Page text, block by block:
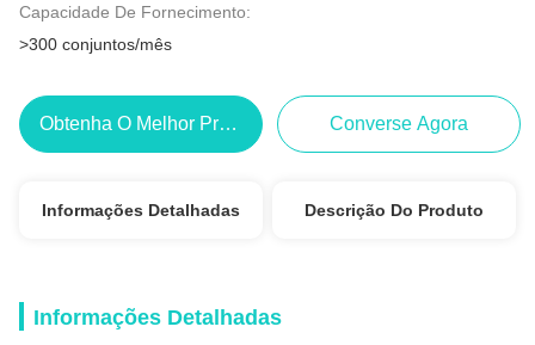
Capacidade De Fornecimento:
>300 conjuntos/mês
Obtenha O Melhor Preço Converse Agora
Informações Detalhadas Descrição Do Produto
Informações Detalhadas